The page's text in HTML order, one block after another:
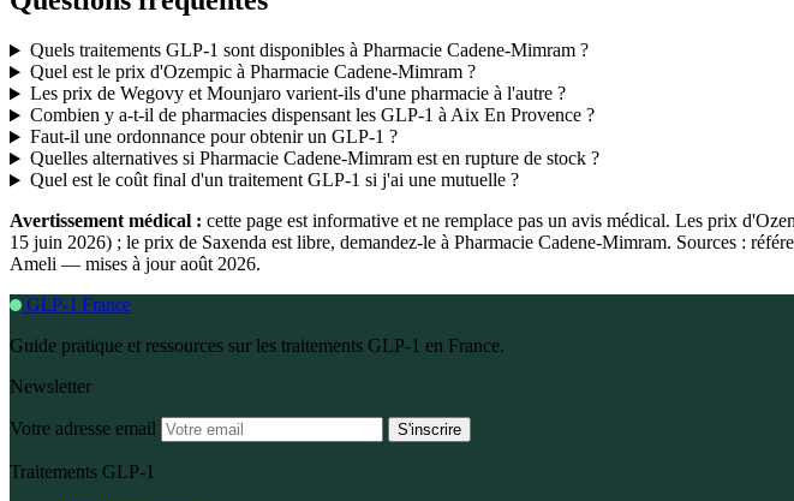
Quels traitements GLP-1 sont disponibles à Pharmacie Cadene-Mimram ?
Quel est le prix d'Ozempic à Pharmacie Cadene-Mimram ?
Les prix de Wegovy et Mounjaro varient-ils d'une pharmacie à l'autre ?
Combien y a-t-il de pharmacies dispensant les GLP-1 à Aix En Provence ?
Faut-il une ordonnance pour obtenir un GLP-1 ?
Quelles alternatives si Pharmacie Cadene-Mimram est en rupture de stock ?
Quel est le coût final d'un traitement GLP-1 si j'ai une mutuelle ?
Avertissement médical : cette page est informative et ne remplace pas un avis médical. Les prix
15 juin 2026) ; le prix de Saxenda est libre, demandez-le à Pharmacie Cadene-Mimram. Sources :
Ameli — mises à jour août 2026.
GLP-1 France
Guide pratique et ressources sur les traitements GLP-1 en France.
Newsletter
Votre adresse email S'inscrire
Traitements GLP-1